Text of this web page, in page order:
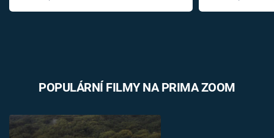
POPULÁRNÍ FILMY NA PRIMA ZOOM